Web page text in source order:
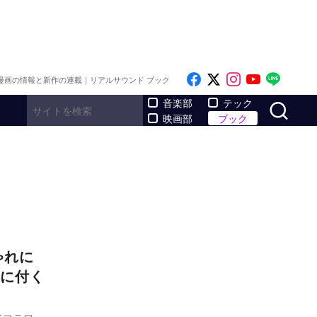
画の情報と新作の連載｜リアルサウンド ブック Like on Facebook
Follow on x
Follow on
Follow
音楽部
映画部
テック
ブック
に
付く